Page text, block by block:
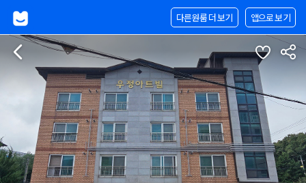
앱으로 보기
다른원룸 더 보기